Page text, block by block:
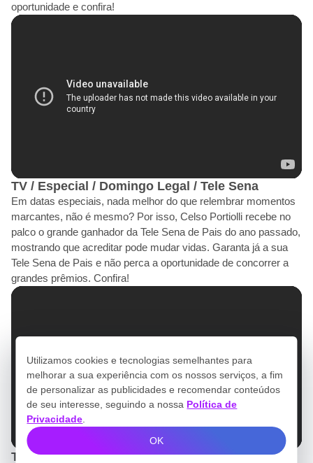
oportunidade e confira!
TV / Especial / Domingo Legal / Tele Sena
Em datas especiais, nada melhor do que relembrar momentos
marcantes, não é mesmo? Por isso, Celso Portiolli recebe no
palco o grande ganhador da Tele Sena de Pais do ano passado,
mostrando que acreditar pode mudar vidas. Garanta já a sua
Tele Sena de Pais e não perca a oportunidade de concorrer a
grandes prêmios. Confira!
TV / Testemunhal / Domingo Legal / Yakult
Utilizamos cookies e tecnologias semelhantes para
melhorar a sua experiência com os nossos serviços, a fim
de personalizar as publicidades e recomendar conteúdos
de seu interesse, seguindo a nossa Política de
Privacidade
OK